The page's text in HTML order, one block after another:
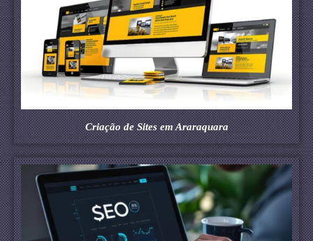
Criação de Sites em Araraquara